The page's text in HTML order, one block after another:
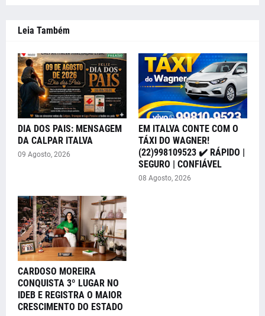
Leia Também
DIA DOS PAIS: MENSAGEM
DA CALPAR ITALVA
09 Agosto, 2026
EM ITALVA CONTE COM O
TÁXI DO WAGNER!
(22)998109523 ✔️ RÁPIDO |
SEGURO | CONFIÁVEL
08 Agosto, 2026
CARDOSO MOREIRA
CONQUISTA 3º LUGAR NO
IDEB E REGISTRA O MAIOR
CRESCIMENTO DO ESTADO